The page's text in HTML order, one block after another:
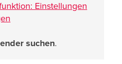
Einstellungen
suchen.